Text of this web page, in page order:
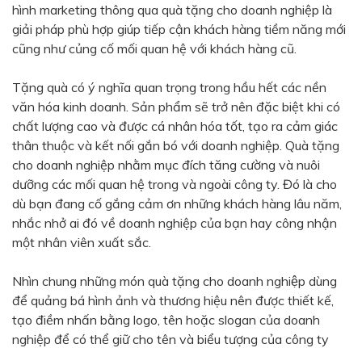
Trắng
Bạc - Bạc
Xanh dương - Bạc
Xanh lá - Bạc
Tím - Bạc
Đỏ - Bạc
Bạc - Xanh dương
Bạc - Xanh lá
Bạc - Cam
Bạc - Đỏ
Đỏ - Bạc
Trong suốt
Đen - Trắng
Bạc - Đen
Nâu
Xanh xám
Cà phê
Xanh dương - Đen
Đỏ nâu
Đen - Nơ
Bạc 1cm
hình marketing thông qua quà tặng cho doanh nghiệp là
giải pháp phù hợp giúp tiếp cận khách hàng tiềm năng mới
cũng như củng cố mối quan hệ với khách hàng cũ.
Tặng quà có ý nghĩa quan trọng trong hầu hết các nền
văn hóa kinh doanh. Sản phẩm sẽ trở nên đặc biệt khi có
chất lượng cao và được cá nhân hóa tốt, tạo ra cảm giác
thân thuộc và kết nối gắn bó với doanh nghiệp. Quà tặng
cho doanh nghiệp nhằm mục đích tăng cường và nuôi
dưỡng các mối quan hệ trong và ngoài công ty. Đó là cho
dù bạn đang cố gắng cảm ơn những khách hàng lâu năm,
nhắc nhở ai đó về doanh nghiệp của bạn hay công nhận
một nhân viên xuất sắc.
Nhìn chung những món quà tặng cho doanh nghiệp dùng
để quảng bá hình ảnh và thương hiệu nên được thiết kế,
tạo điềm nhấn bằng logo, tên hoặc slogan của doanh
nghiệp để có thể giữ cho tên và biểu tượng của công ty